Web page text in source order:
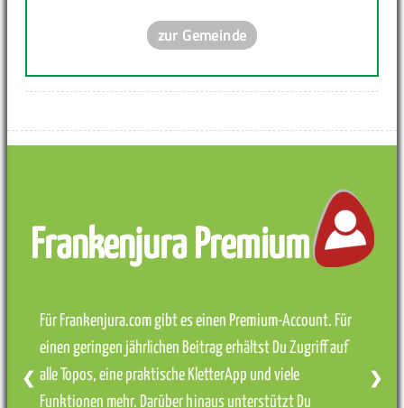
zur Gemeinde
Frankenjura Premium
Für Frankenjura.com gibt es einen Premium-Account. Für
einen geringen jährlichen Beitrag erhältst Du Zugriff auf
alle Topos, eine praktische KletterApp und viele
Funktionen mehr. Darüber hinaus unterstützt Du
❮ ❯